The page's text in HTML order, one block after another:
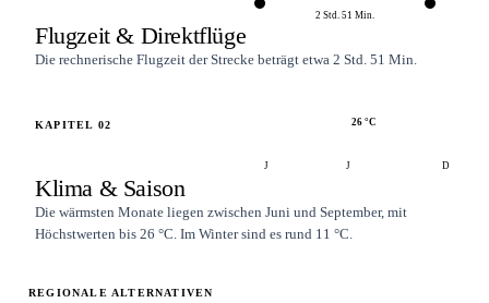
2 Std. 51 Min.
Flugzeit & Direktflüge
Die rechnerische Flugzeit der Strecke beträgt etwa 2 Std. 51 Min.
KAPITEL 02 26°C
J J D
Klima & Saison
Die wärmsten Monate liegen zwischen Juni und September, mit
Höchstwerten bis 26 °C. Im Winter sind es rund 11 °C.
REGIONALE ALTERNATIVEN